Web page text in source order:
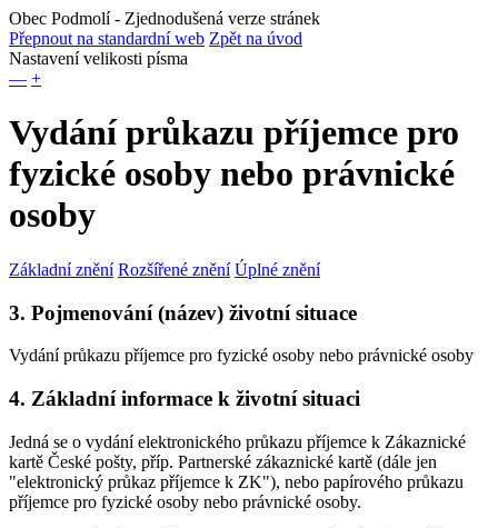
Obec Podmolí- Zjednodušená verze stránek
Přepnout na standardní web Zpět na úvod
Nastavení velikosti písma
— +
Vydání průkazu příjemce pro
fyzické osoby nebo právnické
osoby
Základní znění Rozšířené znění Úplné znění
3. Pojmenování (název) životní situace
Vydání průkazu příjemce pro fyzické osoby nebo právnické osoby
4. Základní informace k životní situaci
Jedná se o vydání elektronického průkazu příjemce k Zákaznické
kartě České pošty, příp. Partnerské zákaznické kartě (dále jen
"elektronický průkaz příjemce k ZK"), nebo papírového průkazu
příjemce pro fyzické osoby nebo právnické osoby.